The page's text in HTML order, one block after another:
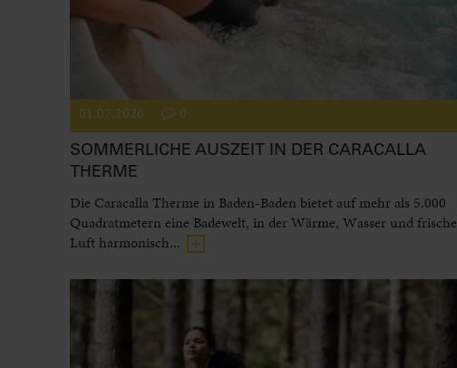
01.07.2026 0
SOMMERLICHE AUSZEIT IN DER CARACALLA
THERME
Die Caracalla Therme in Baden-Baden bietet auf mehr als 5.000
Quadratmetern eine Badewelt, in der Wärme, Wasser und frische
Luft harmonisch...